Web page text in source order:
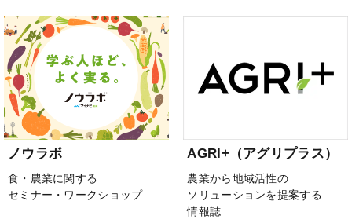
ノウラボ
食・農業に関する
セミナー・ワークショップ
AGRI+（アグリプラス）
農業から地域活性の
ソリューションを提案する
情報誌